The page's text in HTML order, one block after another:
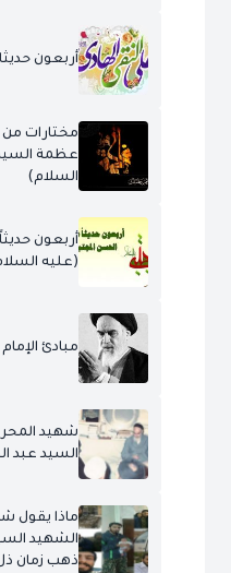
أربعون
مختارات من
عظمة
السلام)
أربعون
(عليه
مبادئ
شهيد
السيد عبد
ماذا يقول
الشهيد
ذهب زمان